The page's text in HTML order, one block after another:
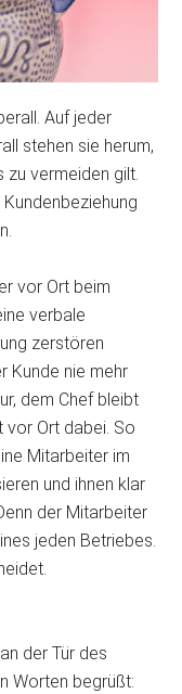
Auf jeder
stehen sie herum,
zu vermeiden gilt.
vor Ort beim
verbale
zerstören
Kunde nie mehr
dem Chef bleibt
vor Ort dabei. So
Mitarbeiter im
und ihnen klar
der Mitarbeiter
jeden Betriebes.
der Tür des
Worten begrüßt: